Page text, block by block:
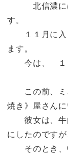
北信濃には
す。
１１月に入
ます。
今は、 １０
この前、ミ
焼き》屋さんに
彼女は、牛
にしたのですが
そのとき、